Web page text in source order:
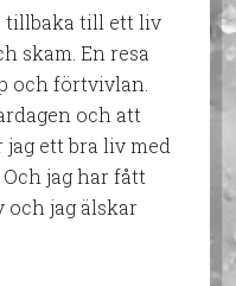
tillbaka till ett liv
skam. En resa
och förtvivlan.
och att
jag ett bra liv med
jag har fått
jag älskar